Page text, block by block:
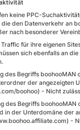
keine PPC-
den Datenverkehr an
nach besonderer
für ihre eigenen
sich ebenfalls an
des Begriffs boohooMAN
der angezeigten
boohoo) - Nicht
des Begriffs boohooMAN
in der Unterdomäne der
-